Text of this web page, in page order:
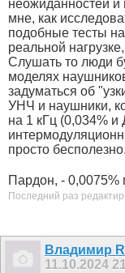
неожиданностей и
мне, как
подобные тесты
реальной
Слушать то люди
моделях
задуматься об
УНЧ и наушники,
на 1 кГц (0,034%
просто бесполезно.
Пардон, - 0,0075%
Последний раз
Владимир
11.10.2024